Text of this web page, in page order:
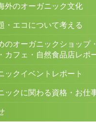
外のオーガニック文化
・エコについて考える
のオーガニックショップ
カフェ・自然食品店レポ
ックイベントレポート
ックに関わる資格・お仕